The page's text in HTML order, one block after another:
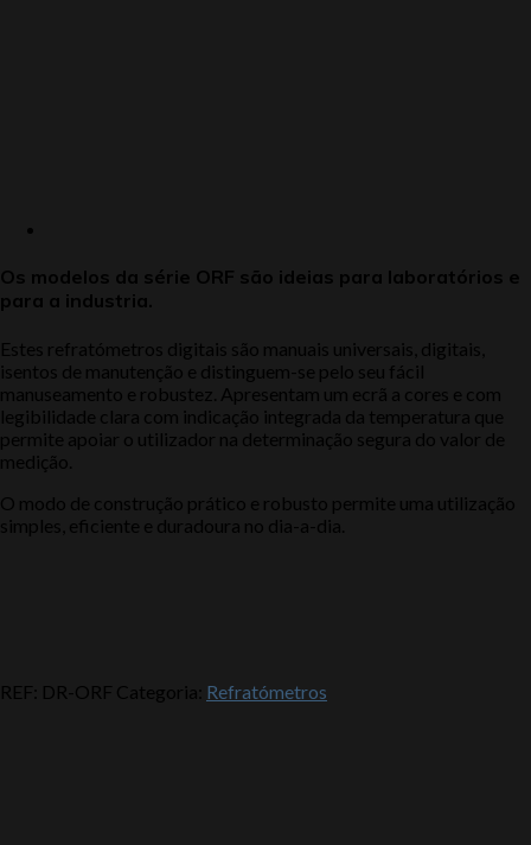
Os modelos da série ORF são ideias para laboratórios e
para a industria.
Estes refratómetros digitais são manuais universais, digitais,
isentos de manutenção e distinguem-se pelo seu fácil
manuseamento e robustez. Apresentam um ecrã a cores e com
legibilidade clara com indicação integrada da temperatura que
permite apoiar o utilizador na determinação segura do valor de
medição.
O modo de construção prático e robusto permite uma utilização
simples, eficiente e duradoura no dia-a-dia.
REF: DR-ORF Categoria: Refratómetros